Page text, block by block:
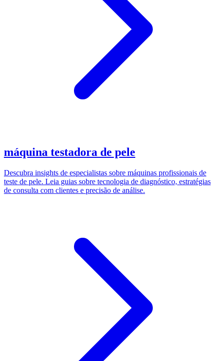
máquina testadora de pele
Descubra insights de especialistas sobre máquinas profissionais de
teste de pele. Leia guias sobre tecnologia de diagnóstico, estratégias
de consulta com clientes e precisão de análise.